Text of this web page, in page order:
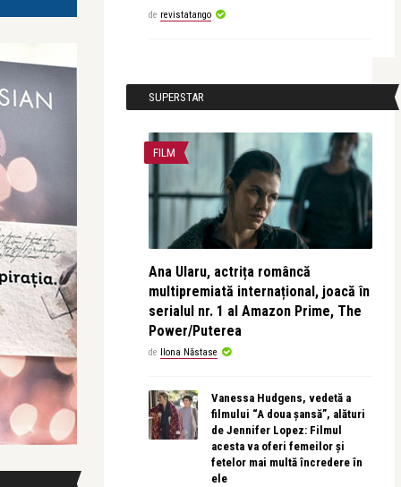
de revistatango
SUPERSTAR
FILM
Ana Ularu, actrița româncă
multipremiată internațional, joacă în
serialul nr. 1 al Amazon Prime, The
Power/Puterea
de Ilona Năstase
Vanessa Hudgens, vedetă a
filmului “A doua șansă”, alături
de Jennifer Lopez: Filmul
acesta va oferi femeilor și
fetelor mai multă încredere în
ele